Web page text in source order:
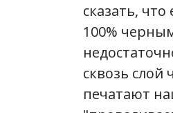
сказать,
100%
сквозь
печатают